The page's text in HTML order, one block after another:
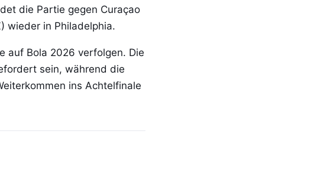
die Partie gegen Curaçao
wieder in Philadelphia.
auf Bola 2026 verfolgen. Die
sein, während die
ins Achtelfinale